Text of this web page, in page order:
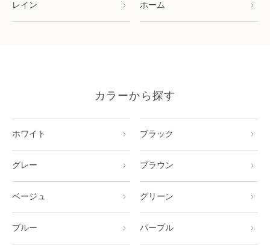
レイン ホーム
カラーから探す
ホワイト ブラック
グレー ブラウン
ベージュ グリーン
ブルー パープル